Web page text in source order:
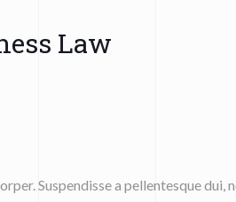
Law
Suspendisse a pellentesque dui,